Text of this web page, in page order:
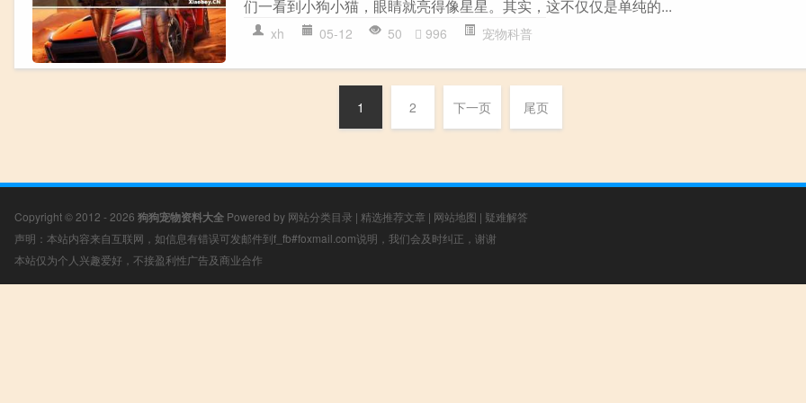
们一看到小狗小猫，眼睛就亮得像星星。其实，这不仅仅是单纯的...
xh 05-12 50 996 宠物科普
1 2 下一页 尾页
Copyright © 2012 - 2026 狗狗宠物资料大全 Powered by 网站分类目录 | 精选推荐文章 | 网站地图 | 疑难解答
声明：本站内容来自互联网，如信息有错误可发邮件到f_fb#foxmail.com说明，我们会及时纠正，谢谢
本站仅为个人兴趣爱好，不接盈利性广告及商业合作